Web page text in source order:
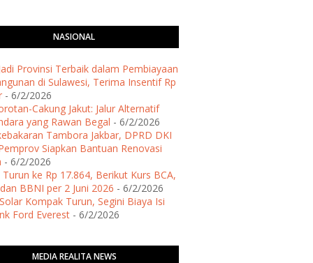
NASIONAL
Provinsi Terbaik dalam Pembiayaan
di Sulawesi, Terima Insentif Rp
- 6/2/2026
Cakung Jakut: Jalur Alternatif
yang Rawan Begal - 6/2/2026
Tambora Jakbar, DPRD DKI
Siapkan Bantuan Renovasi
- 6/2/2026
Turun ke Rp 17.864, Berikut Kurs BCA,
BBNI per 2 Juni 2026 - 6/2/2026
Kompak Turun, Segini Biaya Isi
Ford Everest - 6/2/2026
MEDIA REALITA NEWS